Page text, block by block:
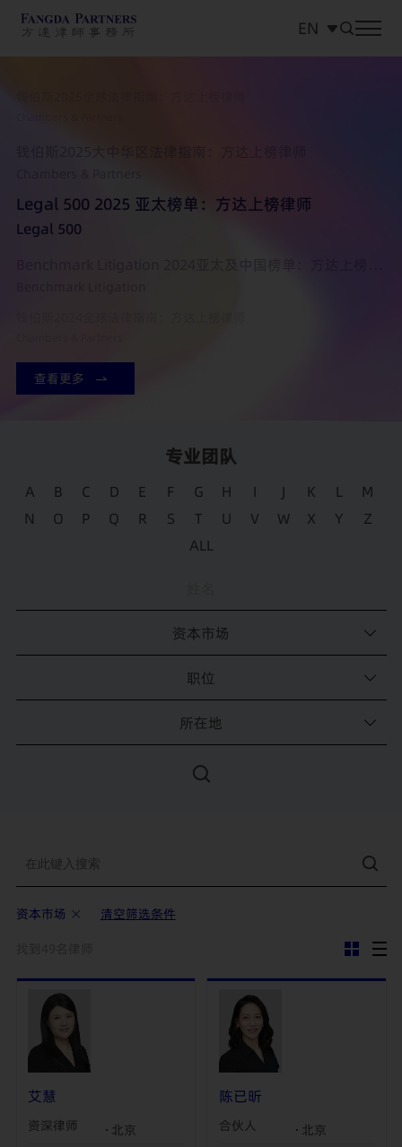
EN
Benchmark Litigation 2025亚太及中国榜单：方达上榜律师
Benchmark Litigation
Legal 500 2025 亚太榜单：方达上榜律师
Legal 500
钱伯斯2024大中华区法律指南：方达上榜律师
Chambers & Partners
Benchmark Litigation 2023亚太及中国榜单：方达上榜律师
Benchmark Litigation
钱伯斯2023全球法律指南：方达上榜律师
Legal 500 2023 亚太榜单: 方达上榜律师
Legal 500
钱伯斯2026全球法律指南：方达上榜律师
Chambers & Partners
Benchmark Litigation
Chambers & Partners
Chambers & Partners
Legal 500 2025 亚太榜单：方达上榜律师
Legal 500
Benchmark Litigation 2024亚太及中国榜单：方达上榜律师
查看更多
专业团队
A B C D E F G H I J K L
M
N
O P Q R S T U V W X Y
Z
ALL
资本市场
职位
所在地
资本市场
清空筛选条件
艾慧
资深律师 北京
陈已昕
合伙人
北京